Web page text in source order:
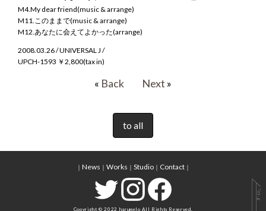
M4.My dear friend(music & arrange)
M11.このままで(music & arrange)
M12.あなたに会えてよかった(arrange)
2008.03.26 / UNIVERSAL J /
UPCH-1593 ￥2,800(tax in)
« Back Next »
to all
｜ News ｜ Works ｜ Studio｜ Contact｜
Copyright © 2022 harumelo All Rights Reserved.